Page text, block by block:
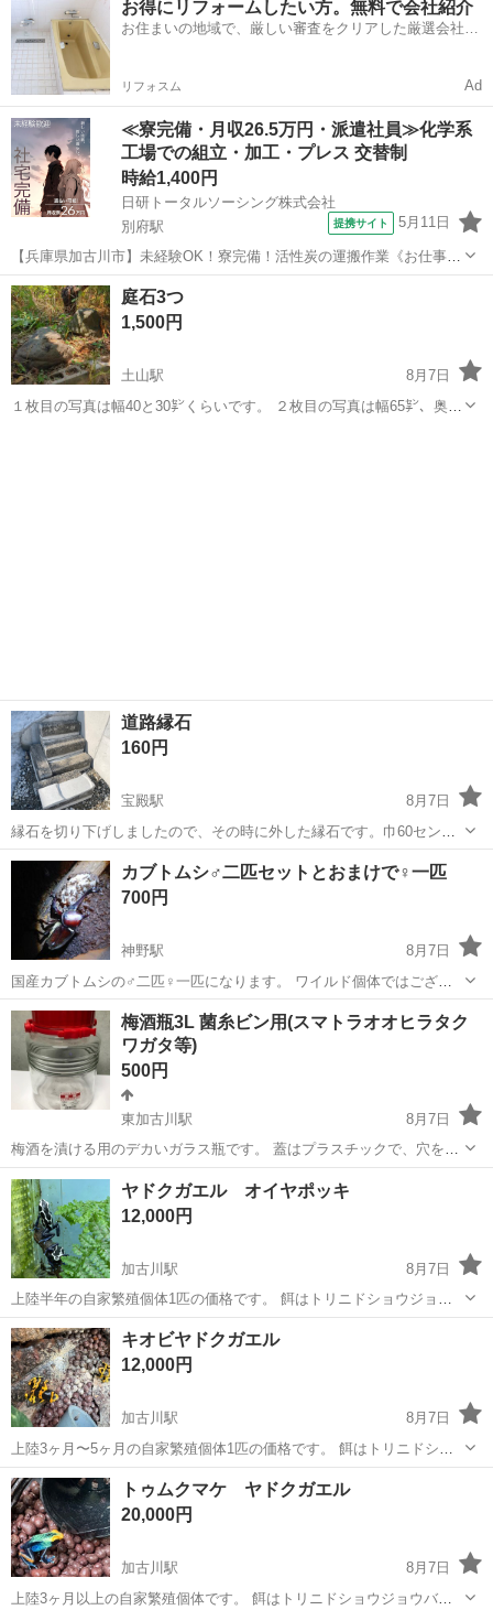
お得にリフォームしたい方。無料で会社紹介
お住まいの地域で、厳しい審査をクリアした厳選会社を
リフォスム Ad
≪寮完備・月収26.5万円・派遣社員≫化学系
工場での組立・加工・プレス 交替制
時給1,400円
日研トータルソーシング株式会社
別府駅
提携サイト 5月11日
【兵庫県加古川市】未経験OK！寮完備！活性炭の運搬作業《お仕事
No.8A094》 お仕事について 活性炭製造における運搬作業を担当しま
す。石炭や麻袋などの資材運搬が主な業務です。製品は10～20kg程度
の重量物となり、運搬...
兵庫 加古川市 別府駅
庭石3つ
1,500円
土山駅
8月7日
１枚目の写真は幅40と30㌢くらいです。 ２枚目の写真は幅65㌢、奥行
道路縁石
160円
宝殿駅
8月7日
縁石を切り下げしましたので、その時に外した縁石です。巾60セン
チ、高さ15センチ、奥行き15センチ程度です。 重さは一人で持てない
ぐらいです。多分60キロくらいだと思います。割れている物もありま
す。8個ぐらいあります。
兵庫 加古川市 宝殿駅 その他 縁石
カブトムシ♂二匹セットとおまけで♀一匹
700円
神野駅
8月7日
国産カブトムシの♂二匹♀一匹になります。 ワイルド個体ではござい
ません。 ご購入された方にはおまけとしてプロゼリーを3つほどお付
けします。 ペットショップなどよりも破格の値段となっていますので
お買い得ですよ～ 連絡どしどしお...
兵庫 加古川市 神野駅 その他 カブトムシ
梅酒瓶3L 菌糸ビン用(スマトラオオヒラタク
ワガタ等)
500円
東加古川駅
8月7日
梅酒を漬ける用のデカいガラス瓶です。 蓋はプラスチックで、穴を開
けて通気性のあるシールを貼って加工してあります。蓋が未加工のも
のもあります。 スマトラオオヒラタクワガタのオスの幼虫飼育などに
使うために菌糸ブロックを自詰めし...
兵庫 加古川市 東加古川駅 その他
スマトラオオヒラタクワガタ
ヤドクガエル オイヤポッキ
12,000円
加古川駅
8月7日
上陸半年の自家繁殖個体1匹の価格です。 餌はトリニドショウジョウ
バエです。 雌雄判別不可です。 直接手渡し希望です。
兵庫 加古川市 加古川駅 その他
キオビヤドクガエル
12,000円
加古川駅
8月7日
上陸3ヶ月〜5ヶ月の自家繁殖個体1匹の価格です。 餌はトリニドショ
ウジョウバエです。 雌雄判別不可です。 直接手渡し希望です。
兵庫 加古川市 加古川駅 その他
トリニドショウジョウバエ
トゥムクマケ ヤドクガエル
20,000円
加古川駅
8月7日
上陸3ヶ月以上の自家繁殖個体です。 餌はトリニドショウジョウバエ